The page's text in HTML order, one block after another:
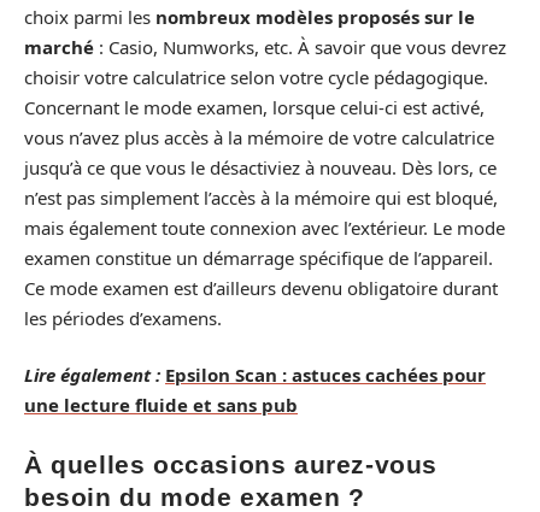
choix parmi les nombreux modèles proposés sur le
marché : Casio, Numworks, etc. À savoir que vous devrez
choisir votre calculatrice selon votre cycle pédagogique.
Concernant le mode examen, lorsque celui-ci est activé,
vous n’avez plus accès à la mémoire de votre calculatrice
jusqu’à ce que vous le désactiviez à nouveau. Dès lors, ce
n’est pas simplement l’accès à la mémoire qui est bloqué,
mais également toute connexion avec l’extérieur. Le mode
examen constitue un démarrage spécifique de l’appareil.
Ce mode examen est d’ailleurs devenu obligatoire durant
les périodes d’examens.
Lire également : Epsilon Scan : astuces cachées pour
une lecture fluide et sans pub
À quelles occasions aurez-vous
besoin du mode examen ?